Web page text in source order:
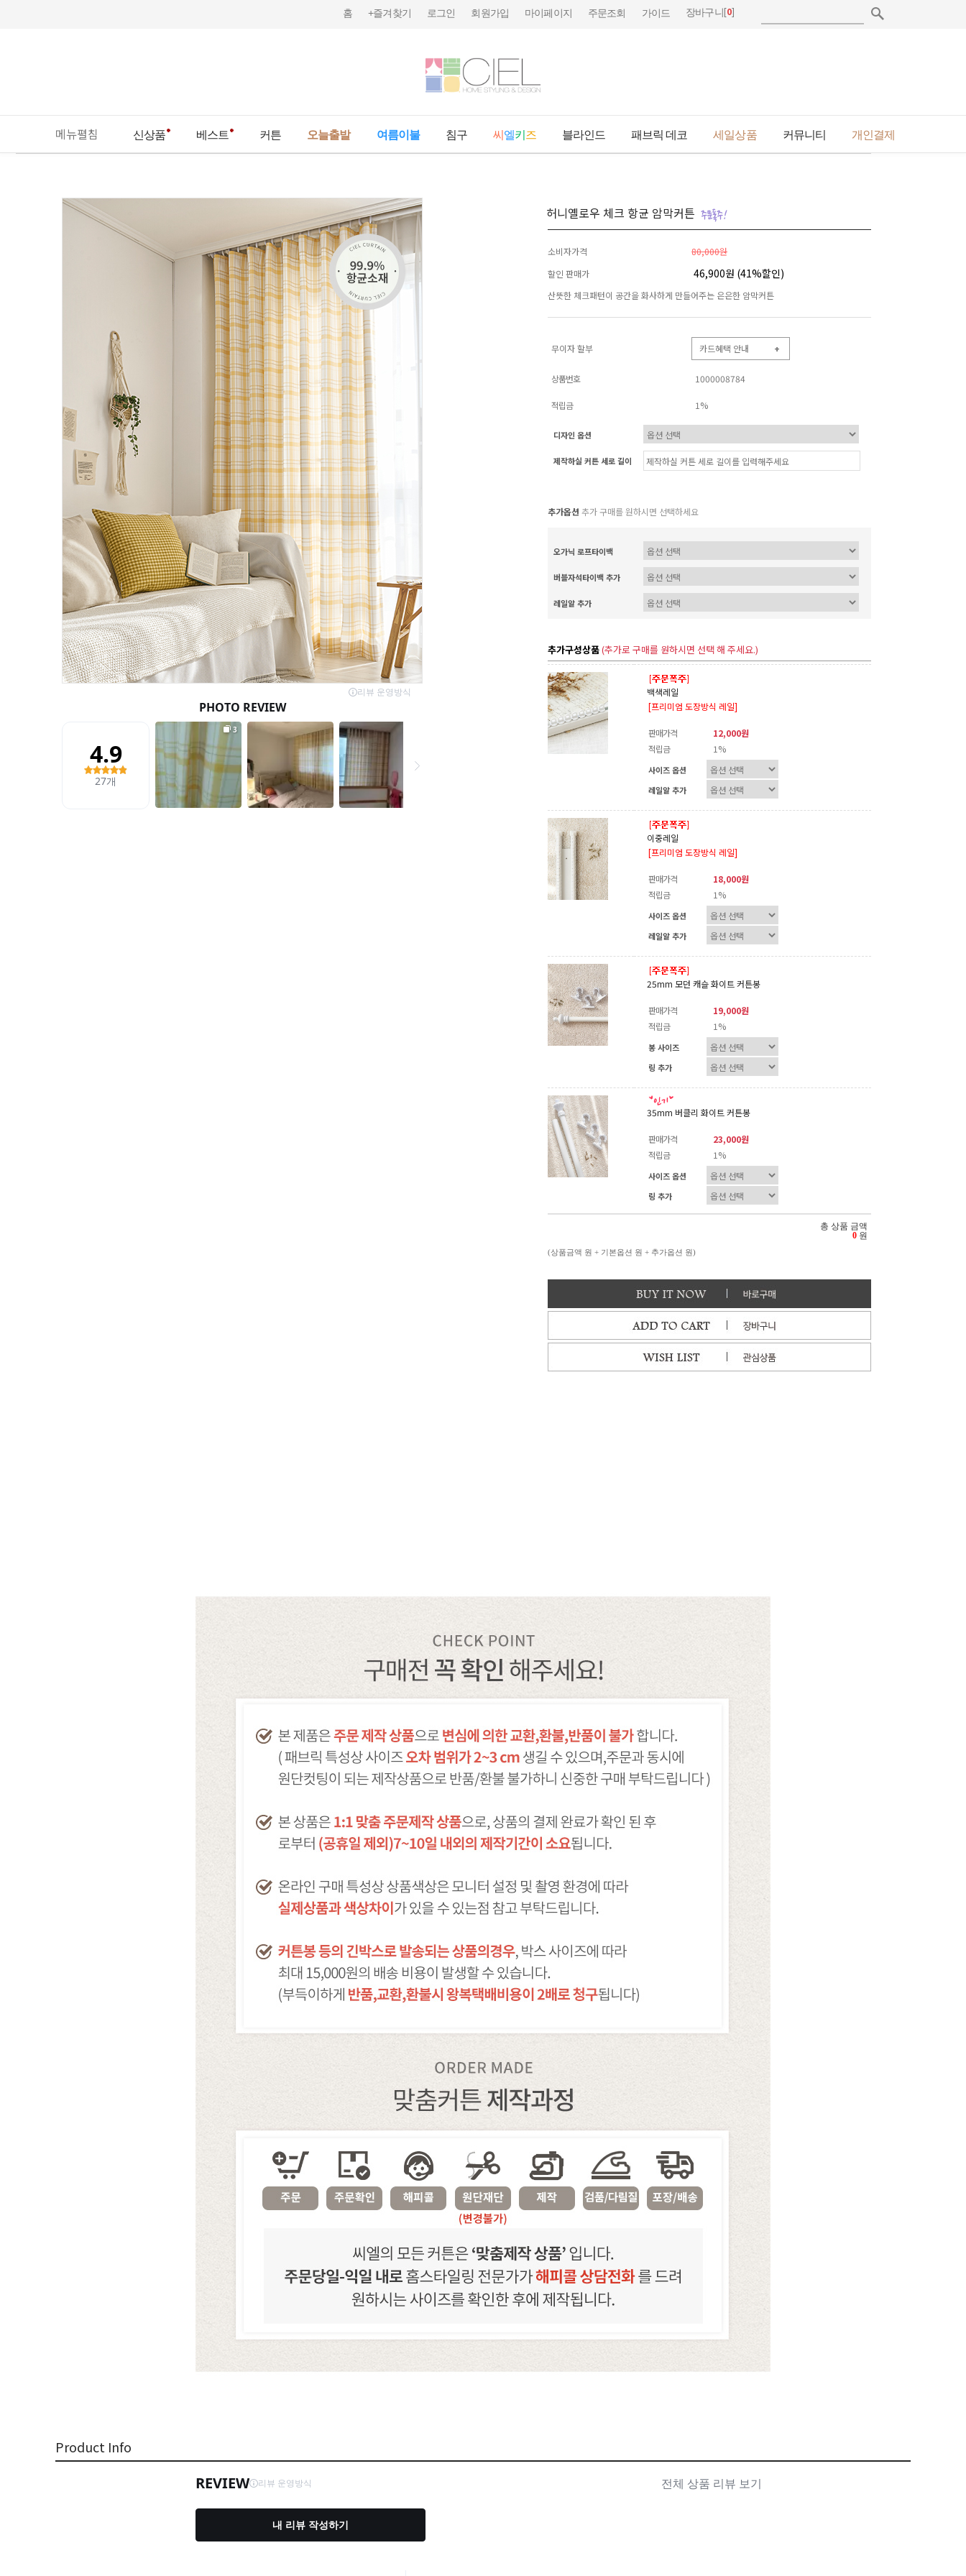
홈 +즐겨찾기 로그인 회원가입 마이페이지 주문조회 가이드 장바구니[0]
메뉴펼침 신상품 베스트 커튼 오늘출발 여름이불 침구 씨 엘키 즈 블라인드 패브릭 데코 세일상품 커뮤니티 개인결제
허니옐로우 체크 항균 암막커튼
소비자가격
80,000원
할인 판매가
46,900원 (41%할인)
산뜻한 체크패턴이 공간을 화사하게 만들어주는 은은한 암막커튼
무이자 할부 카드혜택 안내 +
상품번호 1000008784
적립금 1%
디자인 옵션
제작하실 커튼 세로 길이
추가옵션 추가 구매를 원하시면 선택하세요
오가닉 로프타이백
버블자석타이백 추가
레일알 추가
추가구성상품(추가로 구매를 원하시면 선택 해 주세요.)
백색레일
[프리미엄 도장방식 레일]
판매가격
12,000원
적립금
1%
사이즈 옵션
레일알 추가
이중레일
[프리미엄 도장방식 레일]
판매가격
18,000원
적립금
1%
사이즈 옵션
레일알 추가
25mm 모던 캐슬 화이트 커튼봉
판매가격
19,000원
적립금
1%
봉 사이즈
링 추가
35mm 버클리 화이트 커튼봉
판매가격
23,000원
적립금
1%
사이즈 옵션
링 추가
총 상품 금액
0 원
(상품금액 원 + 기본옵션 원 + 추가옵션 원)
Product Info